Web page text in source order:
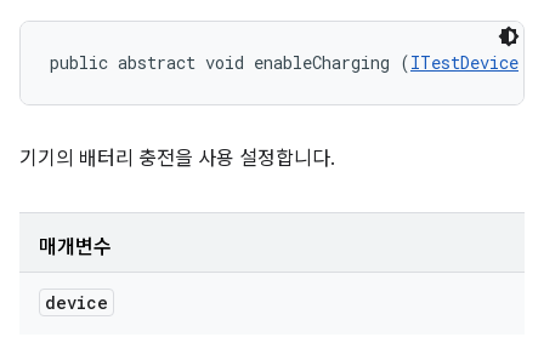
public abstract void enableCharging (ITestDevice
기기의 배터리 충전을 사용 설정합니다.
매개변수
device